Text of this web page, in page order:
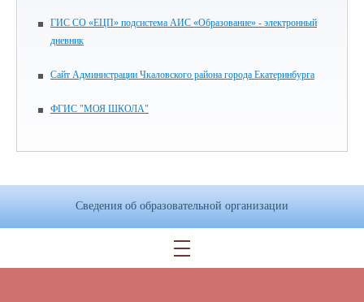
ГИС СО «ЕЦП» подсистема АИС «Образование» - электронный
дневник
Сайт Администрации Чкаловского района города Екатеринбурга
ФГИС "МОЯ ШКОЛА"
Сведения об образовательной организации